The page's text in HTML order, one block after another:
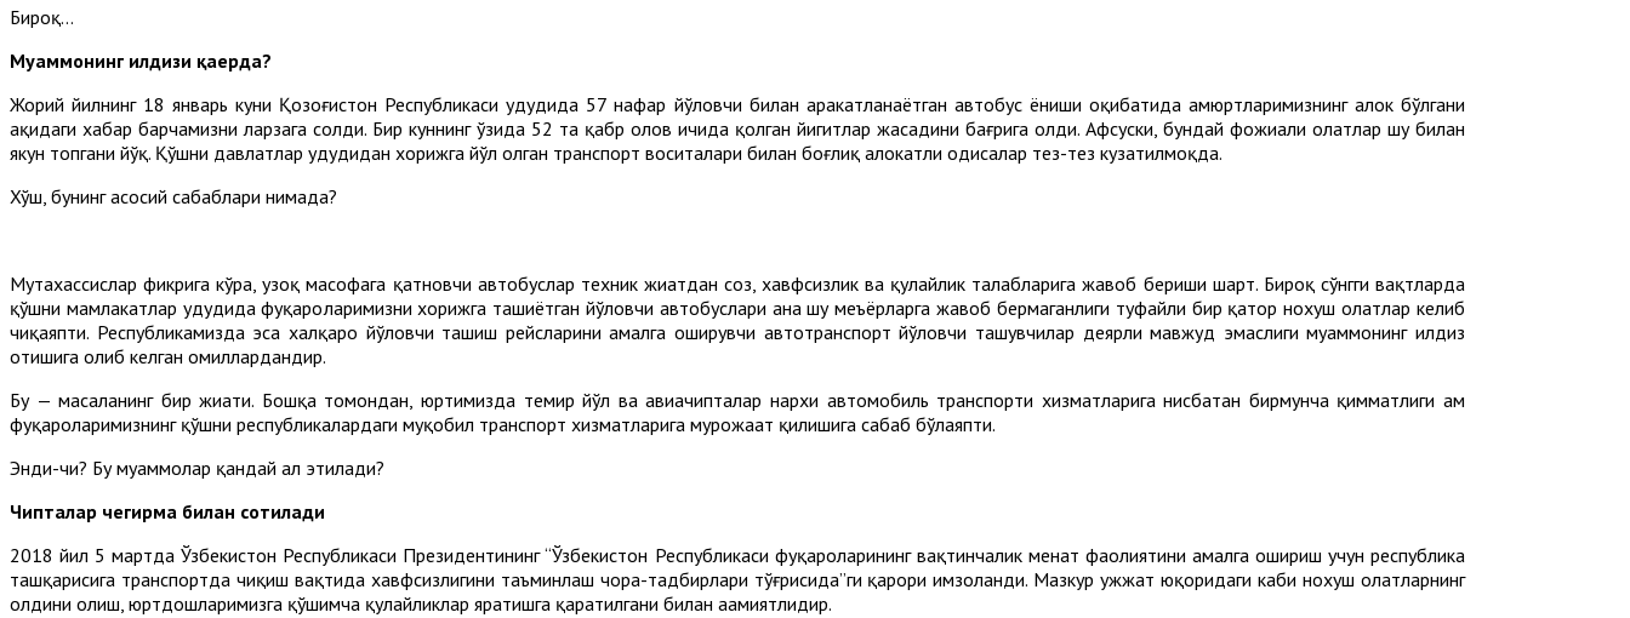
Бироқ...
Муаммонинг илдизи қаерда?
Жорий йилнинг 18 январь куни Қозоғистон Республикаси ҳудудида 57 нафар йўловчи билан ҳаракатланаётган автобус ёниши оқибатида ҳамюртларимизнинг ҳалок бўлгани
ҳақидаги хабар барчамизни ларзага солди. Бир куннинг ўзида 52 та қабр олов ичида қолган йигитлар жасадини бағрига олди. Афсуски, бундай фожиали ҳолатлар шу билан
якун топгани йўқ. Қўшни давлатлар ҳудудидан хорижга йўл олган транспорт воситалари билан боғлиқ ҳалокатли ҳодисалар тез-тез кузатилмоқда.
Хўш, бунинг асосий сабаблари нимада?
Мутахассислар фикрига кўра, узоқ масофага қатновчи автобуслар техник жиҳатдан соз, хавфсизлик ва қулайлик талабларига жавоб бериши шарт. Бироқ сўнгги вақтларда
қўшни мамлакатлар ҳудудида фуқароларимизни хорижга ташиётган йўловчи автобуслари ана шу меъёрларга жавоб бермаганлиги туфайли бир қатор нохуш ҳолатлар келиб
чиқаяпти. Республикамизда эса халқаро йўловчи ташиш рейсларини амалга оширувчи автотранспорт йўловчи ташувчилар деярли мавжуд эмаслиги муаммонинг илдиз
отишига олиб келган омиллардандир.
Бу — масаланинг бир жиҳати. Бошқа томондан, юртимизда темир йўл ва авиачипталар нархи автомобиль транспорти хизматларига нисбатан бирмунча қимматлиги ҳам
фуқароларимизнинг қўшни республикалардаги муқобил транспорт хизматларига мурожаат қилишига сабаб бўлаяпти.
Энди-чи? Бу муаммолар қандай ҳал этилади?
Чипталар чегирма билан сотилади
2018 йил 5 мартда Ўзбекистон Республикаси Президентининг “Ўзбекистон Республикаси фуқароларининг вақтинчалик меҳнат фаолиятини амалга ошириш учун республика
ташқарисига транспортда чиқиш вақтида хавфсизлигини таъминлаш чора-тадбирлари тўғрисида”ги қарори имзоланди. Мазкур ҳужжат юқоридаги каби нохуш ҳолатларнинг
олдини олиш, юртдошларимизга қўшимча қулайликлар яратишга қаратилгани билан аҳамиятлидир.